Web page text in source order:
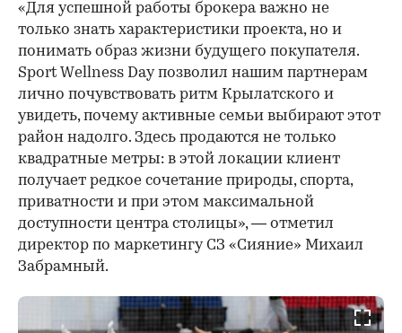
«Для успешной работы брокера важно не
только знать характеристики проекта, но и
понимать образ жизни будущего покупателя.
Sport Wellness Day позволил нашим партнерам
лично почувствовать ритм Крылатского и
увидеть, почему активные семьи выбирают этот
район надолго. Здесь продаются не только
квадратные метры: в этой локации клиент
получает редкое сочетание природы, спорта,
приватности и при этом максимальной
доступности центра столицы», — отметил
директор по маркетингу СЗ «Сияние» Михаил
Забрамный.